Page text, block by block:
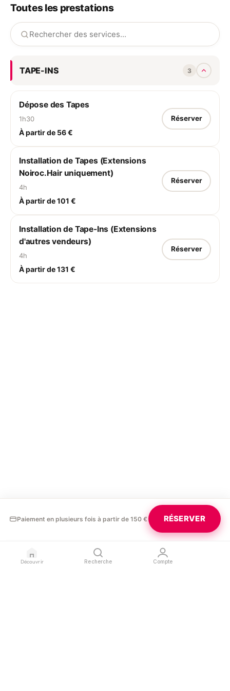
Découvrir Recherche Compte
correspondante.
Toutes les prestations
TAPE-INS 3
Dépose des Tapes
1h30
À partir de 56 €
Réserver
Installation de Tapes (Extensions
Noiroc.Hair uniquement)
4h
À partir de 101 €
Réserver
Installation de Tape-Ins (Extensions
d'autres vendeurs)
4h
À partir de 131 €
Réserver
Paiement en plusieurs fois à partir de 150 € RÉSERVER